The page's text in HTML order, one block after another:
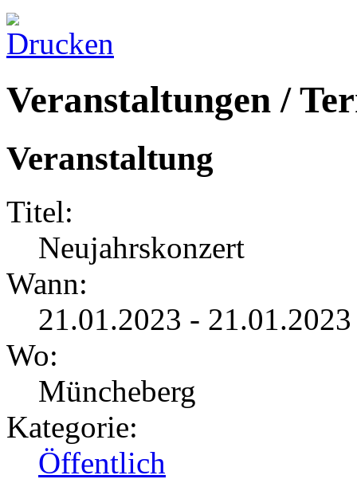
Veranstaltungen /
Veranstaltung
Titel:
Neujahrskonzert
Wann:
21.01.2023 -
Wo:
Müncheberg
Kategorie:
Öffentlich